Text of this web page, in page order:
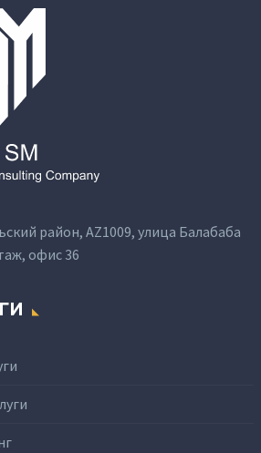
район, AZ1009, улица Балабаба
офис 36